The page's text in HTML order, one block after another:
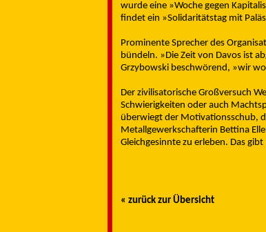
wurde eine »Woche gegen
findet ein »Solidaritätstag mit
Prominente Sprecher des
bündeln. »Die Zeit von Davos ist
Grzybowski beschwörend, »wir
Der zivilisatorische Großversuch
Schwierigkeiten oder auch
überwiegt der Motivationsschub,
Metallgewerkschafterin Bettina
Gleichgesinnte zu erleben. Das
« zurück zur Übersicht